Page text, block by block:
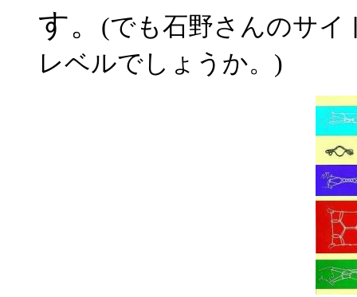
す。
(でも石野さんのサ
レベルでしょうか。)